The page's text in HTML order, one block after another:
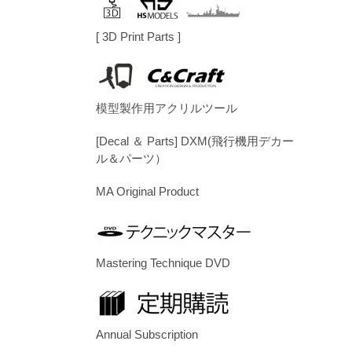
[ 3D Print Parts ]
模型製作用アクリルツール
[Decal ＆ Parts] DXM(飛行機用デカー
ル＆パーツ）
MA Original Product
Mastering Technique DVD
Annual Subscription